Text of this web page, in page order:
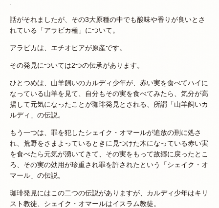
話がそれましたが、その3大原種の中でも酸味や香りが良いとさ
れている「アラビカ種」について。
アラビカは、エチオピアが原産です。
その発見については2つの伝承があります。
ひとつめは、山羊飼いのカルディ少年が、赤い実を食べてハイに
なっている山羊を見て、自分もその実を食べてみたら、気分が高
揚して元気になったことが珈琲発見とされる、所謂「山羊飼いカ
ルディ」の伝説。
もう一つは、罪を犯したシェイク・オマールが追放の刑に処さ
れ、荒野をさまよっているときに見つけた木になっている赤い実
を食べたら元気が湧いてきて、その実をもって故郷に戻ったとこ
ろ、その実の効用が珍重され罪を許されたという「シェイク・オ
マール」の伝説。
珈琲発見にはこの二つの伝説がありますが、カルディ少年はキリ
スト教徒、シェイク・オマールはイスラム教徒。